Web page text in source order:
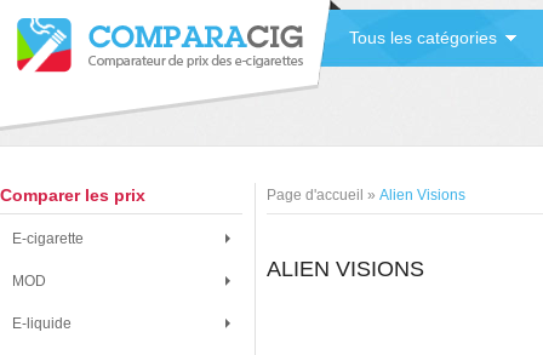
Tous les catégories
Comparer les prix
E-cigarette
MOD
E-liquide
Page d'accueil » Alien Visions
ALIEN VISIONS